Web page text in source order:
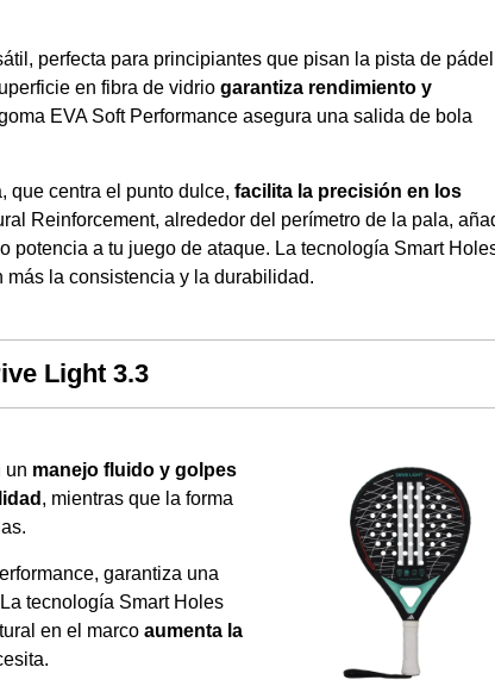
perfecta para principiantes que pisan la pista de
en fibra de vidrio garantiza rendimiento y
EVA Soft Performance asegura una salida de bola
que centra el punto dulce, facilita la precisión en los
Reinforcement, alrededor del perímetro de la pala,
potencia a tu juego de ataque. La tecnología Smart
más la consistencia y la durabilidad.
Light 3.3
un manejo fluido y golpes
, mientras que la forma
garantiza una
tecnología Smart Holes
en el marco aumenta la